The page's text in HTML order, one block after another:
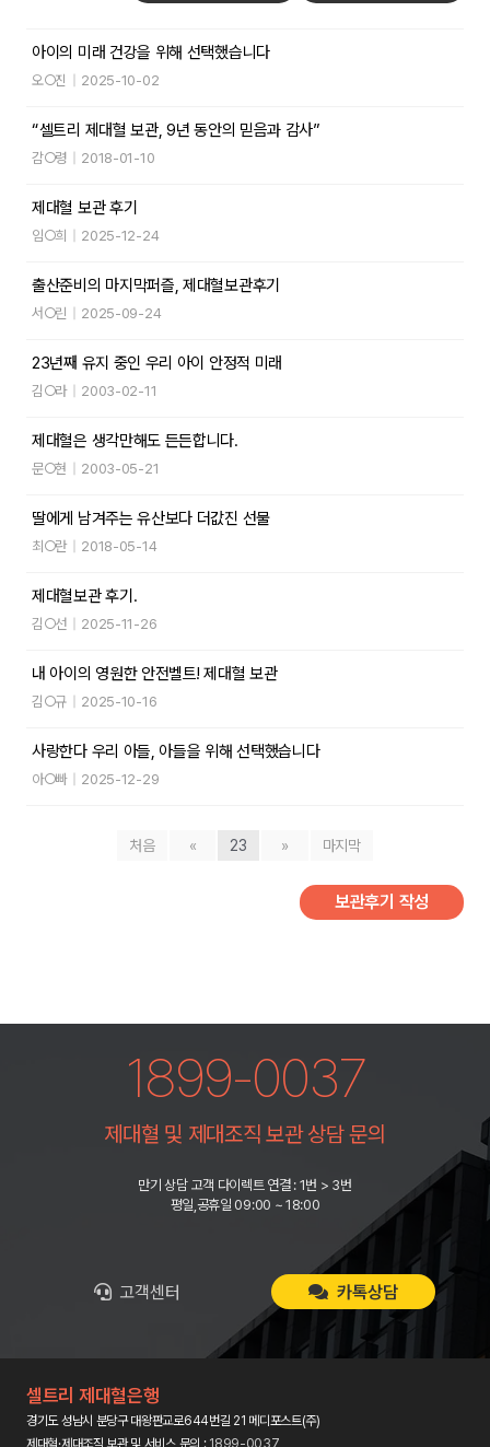
아이의 미래 건강을 위해 선택했습니다
오○진 2025-10-02
“셀트리 제대혈 보관, 9년 동안의 믿음과 감사”
감○령 2018-01-10
제대혈 보관 후기
임○희 2025-12-24
출산준비의 마지막퍼즐, 제대혈보관후기
서○린 2025-09-24
23년째 유지 중인 우리 아이 안정적 미래
김○라 2003-02-11
제대혈은 생각만해도 든든합니다.
문○현 2003-05-21
딸에게 남겨주는 유산보다 더값진 선물
최○란 2018-05-14
제대혈보관 후기.
김○선 2025-11-26
내 아이의 영원한 안전벨트! 제대혈 보관
김○규 2025-10-16
사랑한다 우리 아들, 아들을 위해 선택했습니다
아○빠 2025-12-29
처음 « 23 » 마지막
보관후기 작성
1899-0037
제대혈 및 제대조직 보관 상담 문의
만기 상담 고객 다이렉트 연결 : 1번 > 3번
평일,공휴일 09:00 ~ 18:00
고객센터 카톡상담
셀트리 제대혈은행
경기도 성남시 분당구 대왕판교로644번길 21 메디포스트(주)
제대혈·제대조직 보관 및 서비스 문의 : 1899-0037